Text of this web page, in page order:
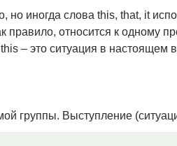
но иногда слова this, that, it
правило, относится к одному
– это ситуация в настоящем
группы. Выступление